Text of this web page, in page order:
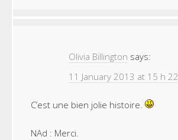
Olivia Billington says:
11 January 2013 at 15 h 22
C’est une bien jolie histoire.
NAd : Merci.